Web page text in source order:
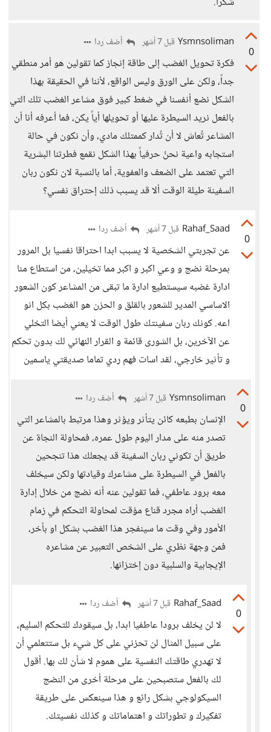
0
Ysmnsoliman قبل 7 أشهر أضف ردا
فكرة تحويل الغضب إلى طاقة إنجاز كما تقولين هو أمر منطقي
جداً، ولكن على الورق وليس الواقع، لأننا في الحقيقة بهذا
الشكل نضع أنفسنا في ضغط كبير فوق مشاعر الغضب تلك التي
بالفعل نريد السيطرة عليها أو تحويلها أياً يكن، فما أعرفه أنا أن
المشاعر تُعاش لا أن تُدار كممتلك مادي، وأن نكون في حالة
استجابه واعية نحنُ حرفياً بهذا الشكل نقمع فطرتنا البشرية
التي تعتمد على الضعف والعفوية، أما بالنسبة لان نكون ربان
السفينة طيلة الوقت ألا قد يسبب ذلك إحتراق نفسي؟
0
Rahaf_Saad قبل 7 أشهر أضف ردا
عن تجربتي الشخصية لا يسبب ابدا احتراقا نفسيا بل المرور
بمرحلة نضج و وعي اكبر و اكبر مما تخيلين، من استطاع منا
ادارة غضبه سيستطيع ادارة ما تبقى من المشاعر كون الشعور
الاساسي المدير للشعور بالقلق و الحزن هو الغضب بكل انو
اعه. كونك ربان سفينتك طول الوقت لا يعني أيضا التخلي
عن الآخرين، بل الشورى قائمة و القرار النهائي لك بدون تحكم
و تأثير خارجي، لقد اسات فهم ردي تماما صديقتي ياسمين
0
Ysmnsoliman قبل 7 أشهر أضف ردا
الإنسان بطبعه كائن يتأثر ويؤثر وهذا مرتبط بالمشاعر التي
تصدر منه على مدار اليوم طول عمره، فمحاولة النجاة عن
طريق أن تكوني ربان السفينة قد يجعلك هذا تنجحين
بالفعل في السيطرة على مشاعرك وقيادتها ولكن سيخلف
معه برود عاطفي، فما تقولين عنه أنه نضج من خلال إدارة
الغضب أراه مجرد قناع مؤقت لمحاولة التحكم في زمام
الأمور وفي وقت ما سينفجر هذا الغضب بشكل او بأخر،
فمن وجهة نظري على الشخص التعبير عن مشاعره
الإيجابية والسلبية دون إختزانها.
0
Rahaf_Saad قبل 7 أشهر أضف ردا
لا لن يخلف برودا عاطفيا ابدا، بل سيقودك للتحكم السليم،
على سبيل المثال لن تحزني على كل شيء بل ستتعلمي أن
لا تهدري طاقتك النفسية على هموم لا شأن لك بها. أقول
لك بالفعل ستصبحين على مرحلة أخرى من النضج
السيكولوجي بشكل رائع و هذا سينعكس على طريقة
تفكيرك و تطوراتك و اهتماماتك و كذلك نفسيتك.